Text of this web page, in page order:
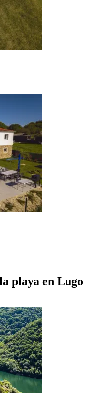
playa en Lugo